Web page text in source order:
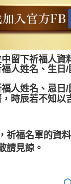
留下祈福人資
福人姓名、生日
福人姓名、忌日
時辰若不知以
祈福名單的資
請見諒。